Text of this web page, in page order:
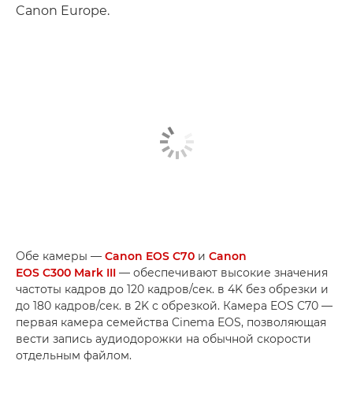
Canon Europe.
Обе камеры — Canon EOS C70 и Canon
EOS C300 Mark III — обеспечивают высокие значения
частоты кадров до 120 кадров/сек. в 4K без обрезки и
до 180 кадров/сек. в 2K с обрезкой. Камера EOS C70 —
первая камера семейства Cinema EOS, позволяющая
вести запись аудиодорожки на обычной скорости
отдельным файлом.